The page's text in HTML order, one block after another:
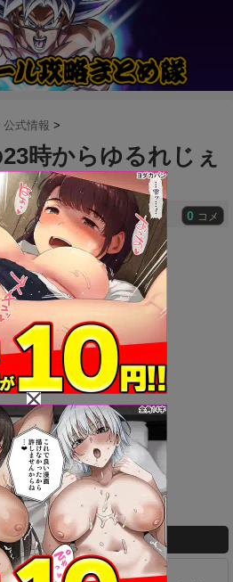
公式情報 >
23時からゆるれじぇ
0 コメ